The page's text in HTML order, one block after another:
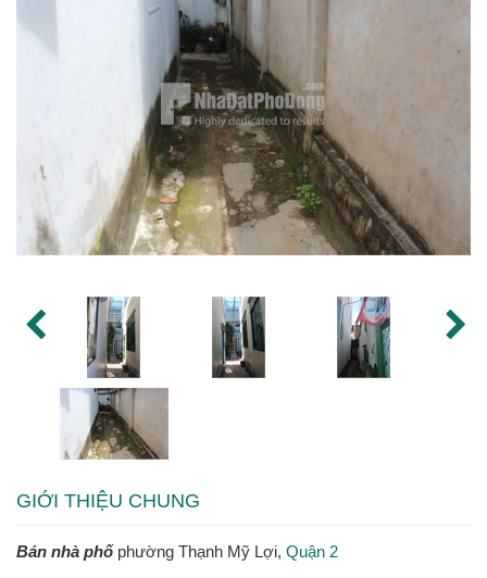
GIỚI THIỆU CHUNG
Bán nhà phốphường Thạnh Mỹ Lợi, Quận 2